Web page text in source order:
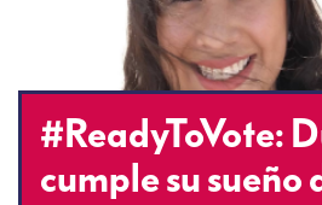
#ReadyToVote:
cumple su sueño